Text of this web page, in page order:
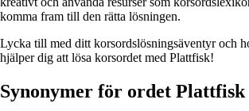
komma fram till den rätta lösningen.
Lycka till med ditt korsordslösningsäventyr och
hjälper dig att lösa korsordet med Plattfisk!
Synonymer för ordet Plattfisk